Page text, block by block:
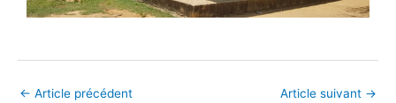
← Article précédent Article suivant →